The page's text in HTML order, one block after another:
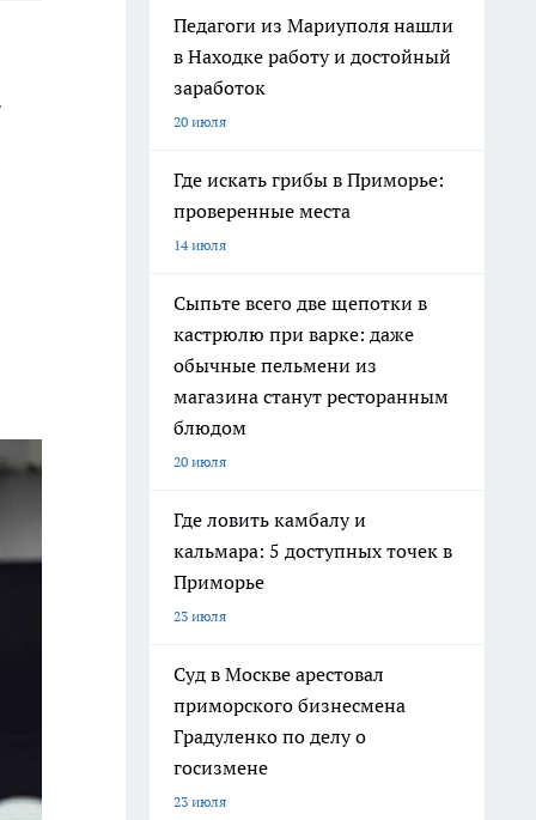
Педагоги из Мариуполя нашли
в Находке работу и достойный
заработок
20 июля
Где искать грибы в Приморье:
проверенные места
14 июля
Сыпьте всего две щепотки в
кастрюлю при варке: даже
обычные пельмени из
магазина станут ресторанным
блюдом
20 июля
Где ловить камбалу и
кальмара: 5 доступных точек в
Приморье
23 июля
Суд в Москве арестовал
приморского бизнесмена
Градуленко по делу о
госизмене
23 июля